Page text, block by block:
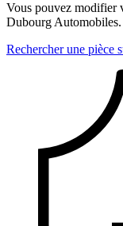
Vous pouvez modifier
Dubourg Automobiles.
Rechercher une pièce